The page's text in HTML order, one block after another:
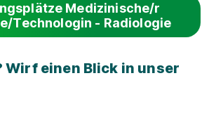
Medizinische/r
Technologin - Radiologie
Wirf einen Blick in unser